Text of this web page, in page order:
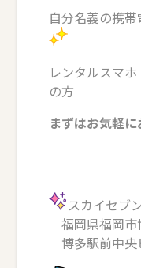
自分名義の携
レンタルスマ
の方
まずはお気軽
スカイセブ
福岡県福岡市
博多駅前中央